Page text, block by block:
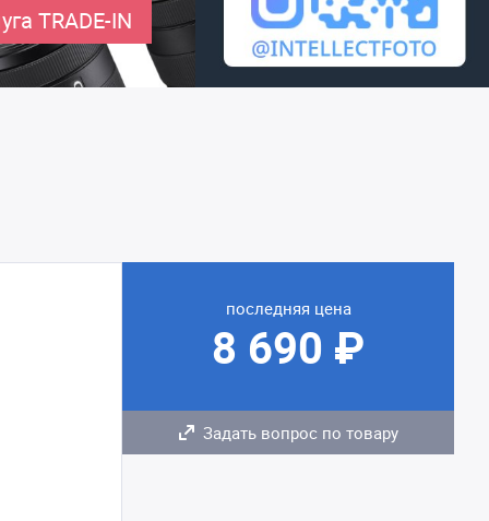
TRADE-IN
последняя цена
8 690 ₽
Задать вопрос по товару